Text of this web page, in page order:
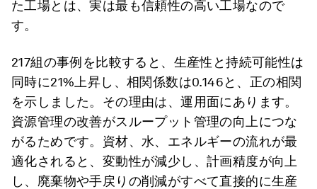
た工場とは、実は最も信頼性の高い工場なので
す。
217組の事例を比較すると、生産性と持続可能性は
同時に21%上昇し、相関係数は0.146と、正の相関
を示しました。その理由は、運用面にあります。
資源管理の改善がスループット管理の向上につな
がるためです。資材、水、エネルギーの流れが最
適化されると、変動性が減少し、計画精度が向上
し、廃棄物や手戻りの削減がすべて直接的に生産